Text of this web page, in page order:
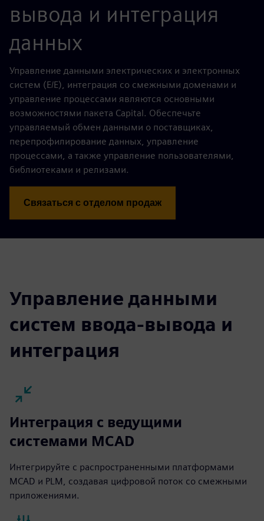
вывода и интеграция
данных
Управление данными электрических и электронных
систем (E/E), интеграция со смежными доменами и
управление процессами являются основными
возможностями пакета Capital. Обеспечьте
управляемый обмен данными о поставщиках,
перепрофилирование данных, управление
процессами, а также управление пользователями,
библиотеками и релизами.
Связаться с отделом продаж
Управление данными
систем ввода-вывода и
интеграция
Интеграция с ведущими
системами MCAD
Интегрируйте с распространенными платформами
MCAD и PLM, создавая цифровой поток со смежными
приложениями.